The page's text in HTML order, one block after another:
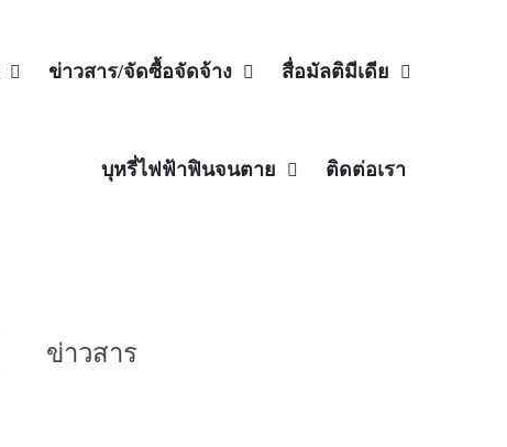
ข่าวสาร/จัดซื้อจัดจ้าง สื่อมัลติมีเดีย
บุหรี่ไฟฟ้าฟินจนตาย ติดต่อเรา
ข่าวสาร